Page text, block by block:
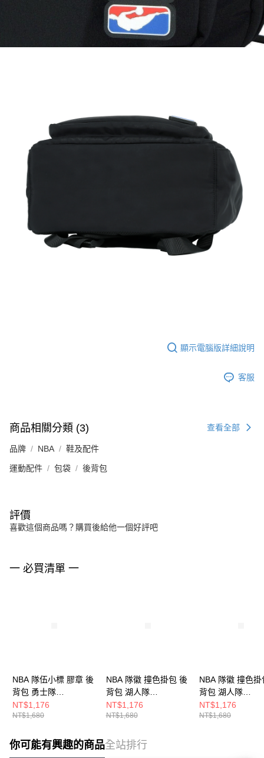
顯示電腦版詳細說明
客服
商品相關分類 (3) 查看全部
品牌 NBA 鞋及配件
運動配件 包袋 後背包
評價
喜歡這個商品嗎？購買後給他一個好評吧
一 必買清單 一
NBA 隊伍小標 膠章 後
背包 勇士隊
3555174820
NT$1,176
NT$1,680
NBA 隊徽 撞色掛包 後
背包 湖人隊
3555174990
NT$1,176
NT$1,680
NBA 隊徽 撞色掛
背包 湖人隊
3555174920
NT$1,176
NT$1,680
你可能有興趣的商品全站排行